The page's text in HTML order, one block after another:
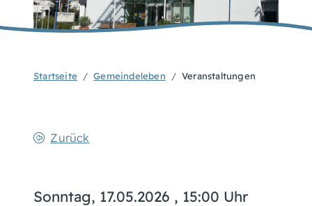
Startseite Gemeindeleben Veranstaltungen
Zurück
Sonntag, 17.05.2026 , 15:00 Uhr